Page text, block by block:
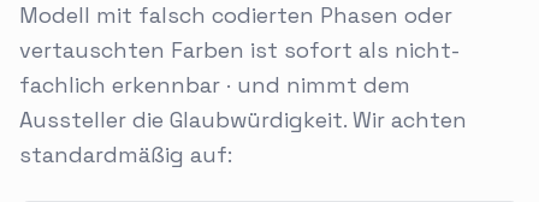
Modell mit falsch codierten Phasen oder
vertauschten Farben ist sofort als nicht-
fachlich erkennbar · und nimmt dem
Aussteller die Glaubwürdigkeit. Wir achten
standardmäßig auf: